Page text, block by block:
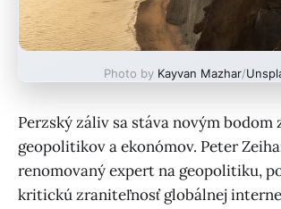
Photo by Kayvan Mazhar/
Perzský záliv sa stáva novým bodom
geopolitikov a ekonómov. Peter
renomovaný expert na geopolitiku,
kritickú zraniteľnosť globálnej